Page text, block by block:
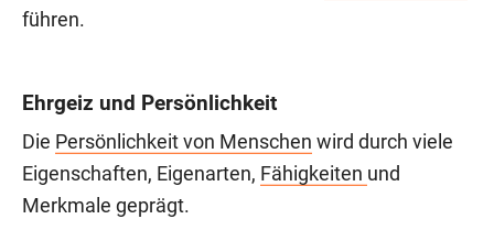
führen.
Ehrgeiz und Persönlichkeit
Die Persönlichkeit von Menschen wird durch viele
Eigenschaften, Eigenarten, Fähigkeiten und
Merkmale geprägt.